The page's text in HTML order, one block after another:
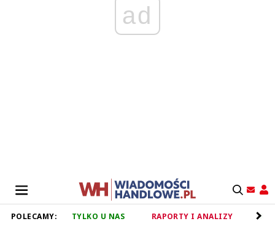
ad
POLECAMY: TYLKO U NAS RAPORTY I ANALIZY